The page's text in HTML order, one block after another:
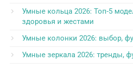
Умные кольца 2026: Топ-5
здоровья и жестами
Умные колонки 2026: выбор,
Умные зеркала 2026: тренды,